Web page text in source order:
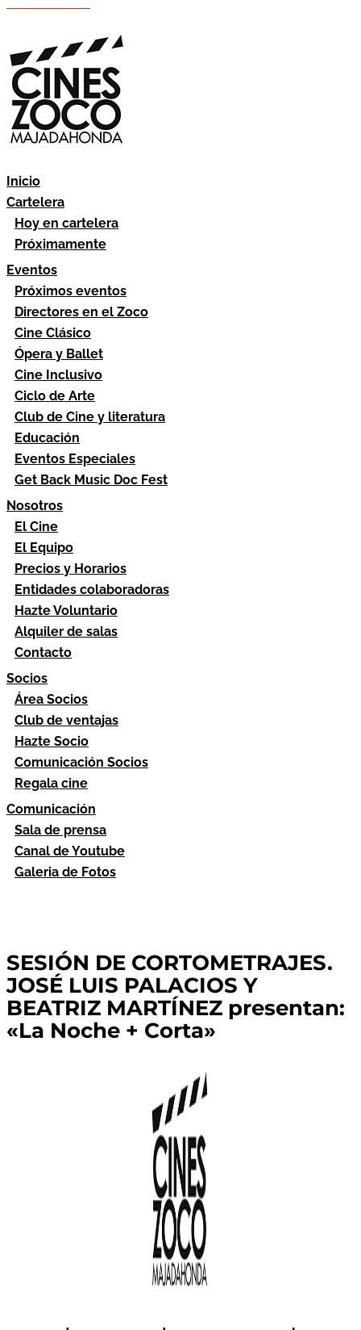
Inicio
Cartelera
Hoy en cartelera
Próximamente
Eventos
Próximos eventos
Directores en el Zoco
Cine Clásico
Ópera y Ballet
Cine Inclusivo
Ciclo de Arte
Club de Cine y literatura
Educación
Eventos Especiales
Get Back Music Doc Fest
Nosotros
El Cine
El Equipo
Precios y Horarios
Entidades colaboradoras
Hazte Voluntario
Alquiler de salas
Contacto
Socios
Área Socios
Club de ventajas
Hazte Socio
Comunicación Socios
Regala cine
Comunicación
Sala de prensa
Canal de Youtube
Galeria de Fotos
SESIÓN DE CORTOMETRAJES.
JOSÉ LUIS PALACIOS Y
BEATRIZ MARTÍNEZ presentan:
«La Noche + Corta»